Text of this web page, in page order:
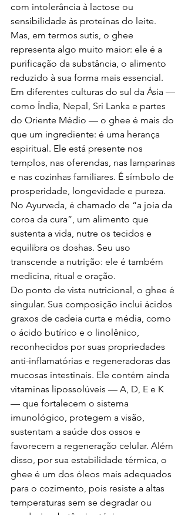
com intolerância à lactose ou
sensibilidade às proteínas do leite.
Mas, em termos sutis, o ghee
representa algo muito maior: ele é a
purificação da substância, o alimento
reduzido à sua forma mais essencial.
Em diferentes culturas do sul da Ásia —
como Índia, Nepal, Sri Lanka e partes
do Oriente Médio — o ghee é mais do
que um ingrediente: é uma herança
espiritual. Ele está presente nos
templos, nas oferendas, nas lamparinas
e nas cozinhas familiares. É símbolo de
prosperidade, longevidade e pureza.
No Ayurveda, é chamado de “a joia da
coroa da cura”, um alimento que
sustenta a vida, nutre os tecidos e
equilibra os doshas. Seu uso
transcende a nutrição: ele é também
medicina, ritual e oração.
Do ponto de vista nutricional, o ghee é
singular. Sua composição inclui ácidos
graxos de cadeia curta e média, como
o ácido butírico e o linolênico,
reconhecidos por suas propriedades
anti-inflamatórias e regeneradoras das
mucosas intestinais. Ele contém ainda
vitaminas lipossolúveis — A, D, E e K
— que fortalecem o sistema
imunológico, protegem a visão,
sustentam a saúde dos ossos e
favorecem a regeneração celular. Além
disso, por sua estabilidade térmica, o
ghee é um dos óleos mais adequados
para o cozimento, pois resiste a altas
temperaturas sem se degradar ou